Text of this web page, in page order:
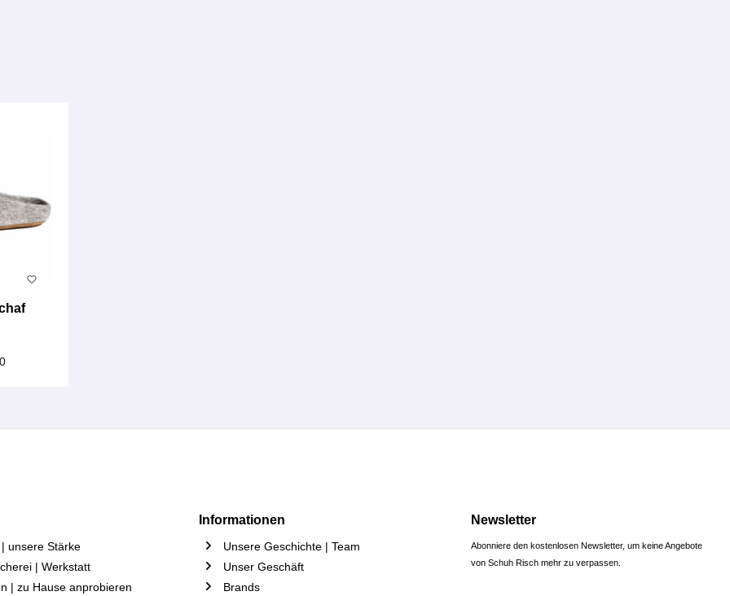
unsere Stärke
| Werkstatt
| zu Hause anprobieren
Informationen
Unsere Geschichte | Team
Unser Geschäft
Brands
Newsletter
Abonniere den kostenlosen Newsletter, um keine Angebote
von Schuh Risch mehr zu verpassen.